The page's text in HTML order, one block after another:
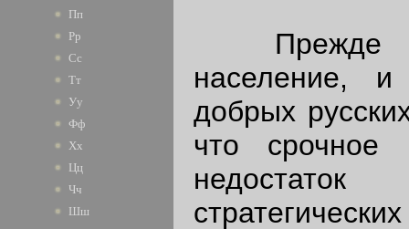
Пп
Рр
Сс
Тт
Уу
Фф
Хх
Цц
Чч
Шш
Прежде
население, и
добрых
что срочное